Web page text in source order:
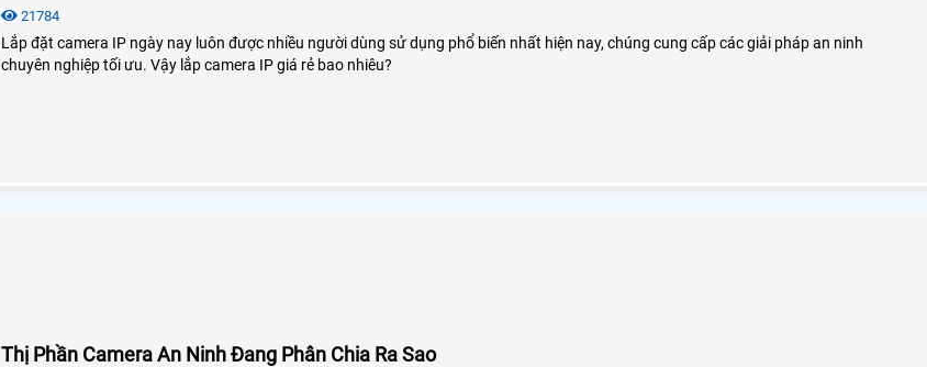
21784
Lắp đặt camera IP ngày nay luôn được nhiều người dùng sử dụng phổ biến nhất hiện nay, chúng cung cấp các giải pháp an ninh
chuyên nghiệp tối ưu. Vậy lắp camera IP giá rẻ bao nhiêu?
Thị Phần Camera An Ninh Đang Phân Chia Ra Sao